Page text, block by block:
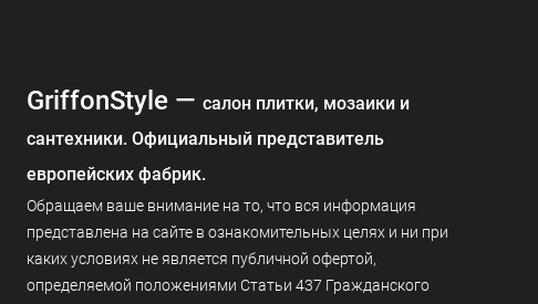
GriffonStyle — cалон плитки, мозаики и
сантехники. Официальный представитель
европейских фабрик.
Обращаем ваше внимание на то, что вся информация
представлена на сайте в ознакомительных целях и ни при
каких условиях не является публичной офертой,
определяемой положениями Статьи 437 Гражданского